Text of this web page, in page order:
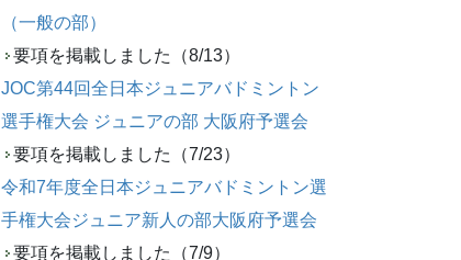
（一般の部）
要項を掲載しました（8/13）
JOC第44回全日本ジュニアバドミントン
選手権大会 ジュニアの部 大阪府予選会
要項を掲載しました（7/23）
令和7年度全日本ジュニアバドミントン選
手権大会ジュニア新人の部大阪府予選会
要項を掲載しました（7/9）